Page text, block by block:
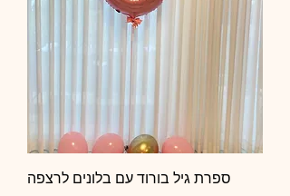
ספרת גיל בורוד עם בלונים לרצפה